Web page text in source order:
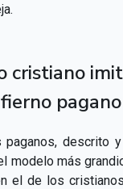
cristiano
pagano
descrito
modelo más
el de los